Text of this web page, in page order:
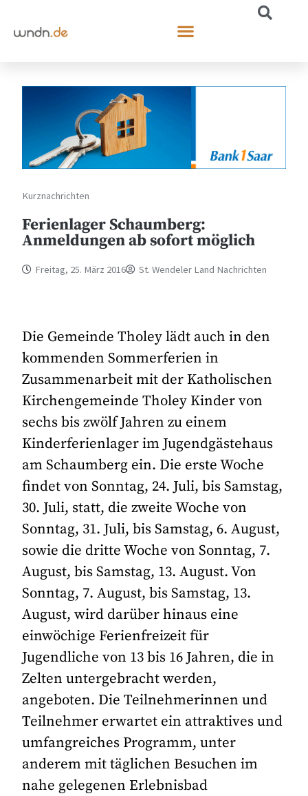
Kurznachrichten
Ferienlager Schaumberg:
Anmeldungen ab sofort möglich
Freitag, 25. März 2016 St. Wendeler Land Nachrichten
Die Gemeinde Tholey lädt auch in den
kommenden Sommerferien in
Zusammenarbeit mit der Katholischen
Kirchengemeinde Tholey Kinder von
sechs bis zwölf Jahren zu einem
Kinderferienlager im Jugendgästehaus
am Schaumberg ein. Die erste Woche
findet von Sonntag, 24. Juli, bis Samstag,
30. Juli, statt, die zweite Woche von
Sonntag, 31. Juli, bis Samstag, 6. August,
sowie die dritte Woche von Sonntag, 7.
August, bis Samstag, 13. August. Von
Sonntag, 7. August, bis Samstag, 13.
August, wird darüber hinaus eine
einwöchige Ferienfreizeit für
Jugendliche von 13 bis 16 Jahren, die in
Zelten untergebracht werden,
angeboten. Die Teilnehmerinnen und
Teilnehmer erwartet ein attraktives und
umfangreiches Programm, unter
anderem mit täglichen Besuchen im
nahe gelegenen Erlebnisbad